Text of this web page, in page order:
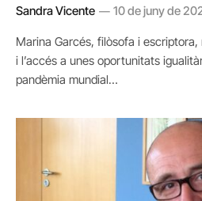
Sandra Vicente 10 de juny de
Marina Garcés, filòsofa i escriptora,
i l’accés a unes oportunitats
pandèmia mundial…